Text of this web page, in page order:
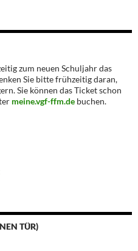
zum neuen Schuljahr das
Sie bitte frühzeitig daran,
Sie können das Ticket schon
meine.vgf-ffm.de buchen.
TÜR)